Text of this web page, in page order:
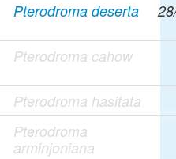
Pterodroma deserta
Pterodroma cahow
Pterodroma hasitata
Pterodroma
arminjoniana